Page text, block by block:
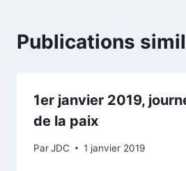
Publications
1er janvier 2019,
de la paix
ParJDC 1 janvier 2019